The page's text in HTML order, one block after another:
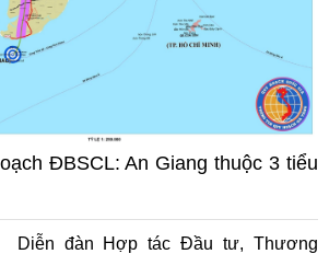
ĐBSCL: An Giang thuộc 3 tiểu
Diễn đàn Hợp tác Đầu tư, Thương